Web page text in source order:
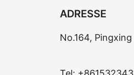
ADRESSE
No.164,